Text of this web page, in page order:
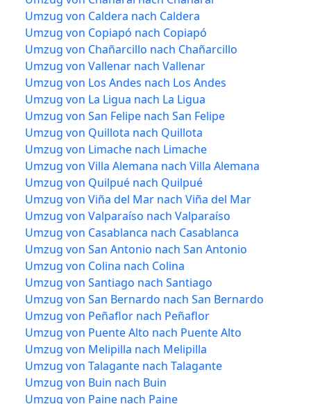
Umzug von Caldera nach Caldera
Umzug von Copiapó nach Copiapó
Umzug von Chañarcillo nach Chañarcillo
Umzug von Vallenar nach Vallenar
Umzug von Los Andes nach Los Andes
Umzug von La Ligua nach La Ligua
Umzug von San Felipe nach San Felipe
Umzug von Quillota nach Quillota
Umzug von Limache nach Limache
Umzug von Villa Alemana nach Villa Alemana
Umzug von Quilpué nach Quilpué
Umzug von Viña del Mar nach Viña del Mar
Umzug von Valparaíso nach Valparaíso
Umzug von Casablanca nach Casablanca
Umzug von San Antonio nach San Antonio
Umzug von Colina nach Colina
Umzug von Santiago nach Santiago
Umzug von San Bernardo nach San Bernardo
Umzug von Peñaflor nach Peñaflor
Umzug von Puente Alto nach Puente Alto
Umzug von Melipilla nach Melipilla
Umzug von Talagante nach Talagante
Umzug von Buin nach Buin
Umzug von Paine nach Paine